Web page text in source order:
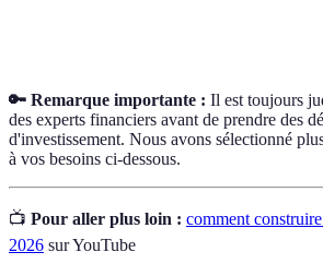
🔑 Remarque importante : Il est toujours
des experts financiers avant de prendre des
d'investissement. Nous avons sélectionné
à vos besoins ci-dessous.
📺 Pour aller plus loin : comment
2026 sur YouTube